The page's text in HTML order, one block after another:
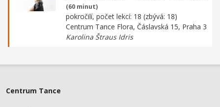
(60 minut)
pokročilí, počet lekcí: 18 (zbývá: 18)
Centrum Tance Flora, Čáslavská 15, Praha 3
Karolina Štraus Idris
Centrum Tance